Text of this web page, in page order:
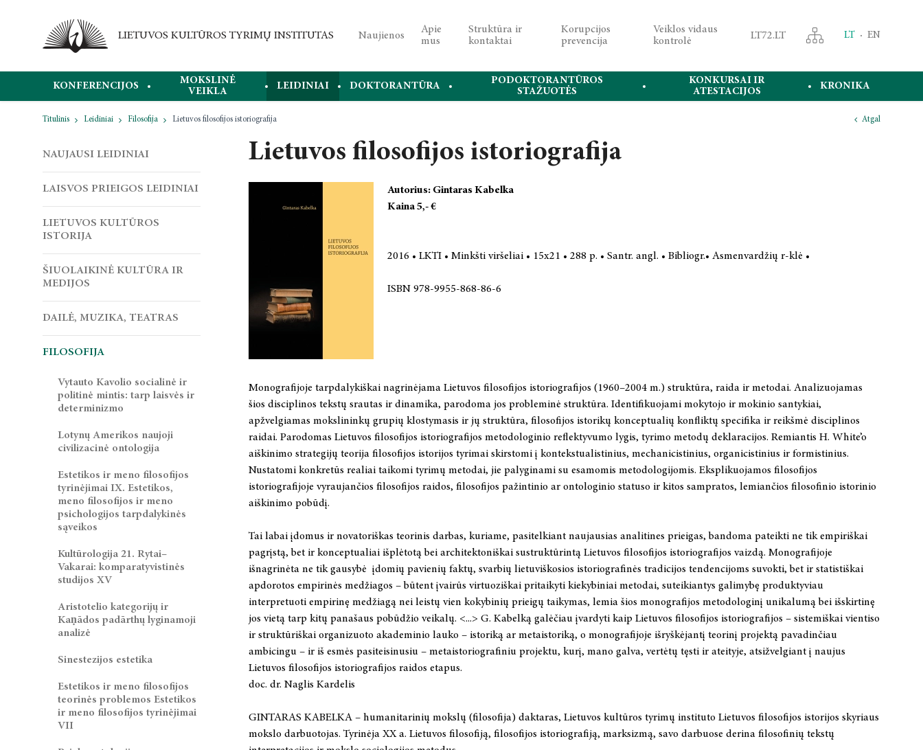
Naujienos
Apie
mus
Struktūra ir
kontaktai
Korupcijos
prevencija
Veiklos vidaus
kontrolė
LT72.LT LT EN
KONFERENCIJOS
MOKSLINĖ
VEIKLA
LEIDINIAI DOKTORANTŪRA
PODOKTORANTŪROS
STAŽUOTĖS
KONKURSAI IR
ATESTACIJOS
KRONIKA
Titulinis Leidiniai Filosofija Lietuvos filosofijos istoriografija Atgal
NAUJAUSI LEIDINIAI
LAISVOS PRIEIGOS LEIDINIAI
LIETUVOS KULTŪROS
ISTORIJA
ŠIUOLAIKINĖ KULTŪRA IR
MEDIJOS
DAILĖ, MUZIKA, TEATRAS
FILOSOFIJA
Vytauto Kavolio socialinė ir
politinė mintis: tarp laisvės ir
determinizmo
Lotynų Amerikos naujoji
civilizacinė ontologija
Estetikos ir meno filosofijos
tyrinėjimai IX. Estetikos,
meno filosofijos ir meno
psichologijos tarpdalykinės
sąveikos
Kultūrologija 21. Rytai–
Vakarai: komparatyvistinės
studijos XV
Aristotelio kategorijų ir
Kaṇādos padārthų lyginamoji
analizė
Sinestezijos estetika
Estetikos ir meno filosofijos
teorinės problemos Estetikos
ir meno filosofijos tyrinėjimai
VII
Lietuvos filosofijos istoriografija
Autorius: Gintaras Kabelka
Kaina 5,- €
2016 • LKTI • Minkšti viršeliai • 15x21 • 288 p. • Santr. angl. • Bibliogr.• Asmenvardžių r-klė •
ISBN 978-9955-868-86-6
Monografijoje tarpdalykiškai nagrinėjama Lietuvos filosofijos istoriografijos (1960–2004 m.) struktūra, raida ir metodai. Analizuojamas
šios disciplinos tekstų srautas ir dinamika, parodoma jos probleminė struktūra. Identifikuojami mokytojo ir mokinio santykiai,
apžvelgiamas mokslininkų grupių klostymasis ir jų struktūra, filosofijos istorikų konceptualių konfliktų specifika ir reikšmė disciplinos
raidai. Parodomas Lietuvos filosofijos istoriografijos metodologinio reflektyvumo lygis, tyrimo metodų deklaracijos. Remiantis H. White’o
aiškinimo strategijų teorija filosofijos istorijos tyrimai skirstomi į kontekstualistinius, mechanicistinius, organicistinius ir formistinius.
Nustatomi konkretūs realiai taikomi tyrimų metodai, jie palyginami su esamomis metodologijomis. Eksplikuojamos filosofijos
istoriografijoje vyraujančios filosofijos raidos, filosofijos pažintinio ar ontologinio statuso ir kitos sampratos, lemiančios filosofinio istorinio
aiškinimo pobūdį.
Tai labai įdomus ir novatoriškas teorinis darbas, kuriame, pasitelkiant naujausias analitines prieigas, bandoma pateikti ne tik empiriškai
pagrįstą, bet ir konceptualiai išplėtotą bei architektoniškai sustruktūrintą Lietuvos filosofijos istoriografijos vaizdą. Monografijoje
išnagrinėta ne tik gausybė įdomių pavienių faktų, svarbių lietuviškosios istoriografinės tradicijos tendencijoms suvokti, bet ir statistiškai
apdorotos empirinės medžiagos – būtent įvairūs virtuoziškai pritaikyti kiekybiniai metodai, suteikiantys galimybę produktyviau
interpretuoti empirinę medžiagą nei leistų vien kokybinių prieigų taikymas, lemia šios monografijos metodologinį unikalumą bei išskirtinę
jos vietą tarp kitų panašaus pobūdžio veikalų. <...> G. Kabelką galėčiau įvardyti kaip Lietuvos filosofijos istoriografijos – sistemiškai vientiso
ir struktūriškai organizuoto akademinio lauko – istoriką ar metaistoriką, o monografijoje išryškėjantį teorinį projektą pavadinčiau
ambicingu – ir iš esmės pasiteisinusiu – metaistoriografiniu projektu, kurį, mano galva, vertėtų tęsti ir ateityje, atsižvelgiant į naujus
Lietuvos filosofijos istoriografijos raidos etapus.
doc. dr. Naglis Kardelis
GINTARAS KABELKA – humanitarinių mokslų (filosofija) daktaras, Lietuvos kultūros tyrimų instituto Lietuvos filosofijos istorijos skyriaus
mokslo darbuotojas. Tyrinėja XX a. Lietuvos filosofiją, filosofijos istoriografiją, marksizmą, savo darbuose derina filosofinių tekstų